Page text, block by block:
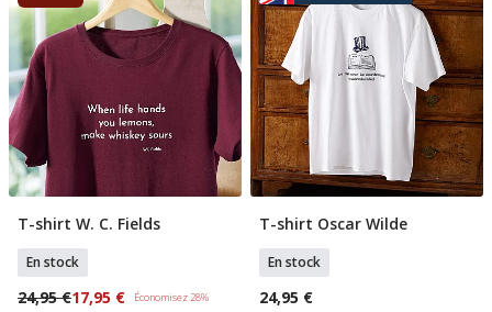
Sélectionner Tailles
T-shirt W. C. Fields
En stock
24,95 €17,95 € Économisez 28%
Sélectionner Tailles
T-shirt Oscar Wilde
En stock
24,95 €